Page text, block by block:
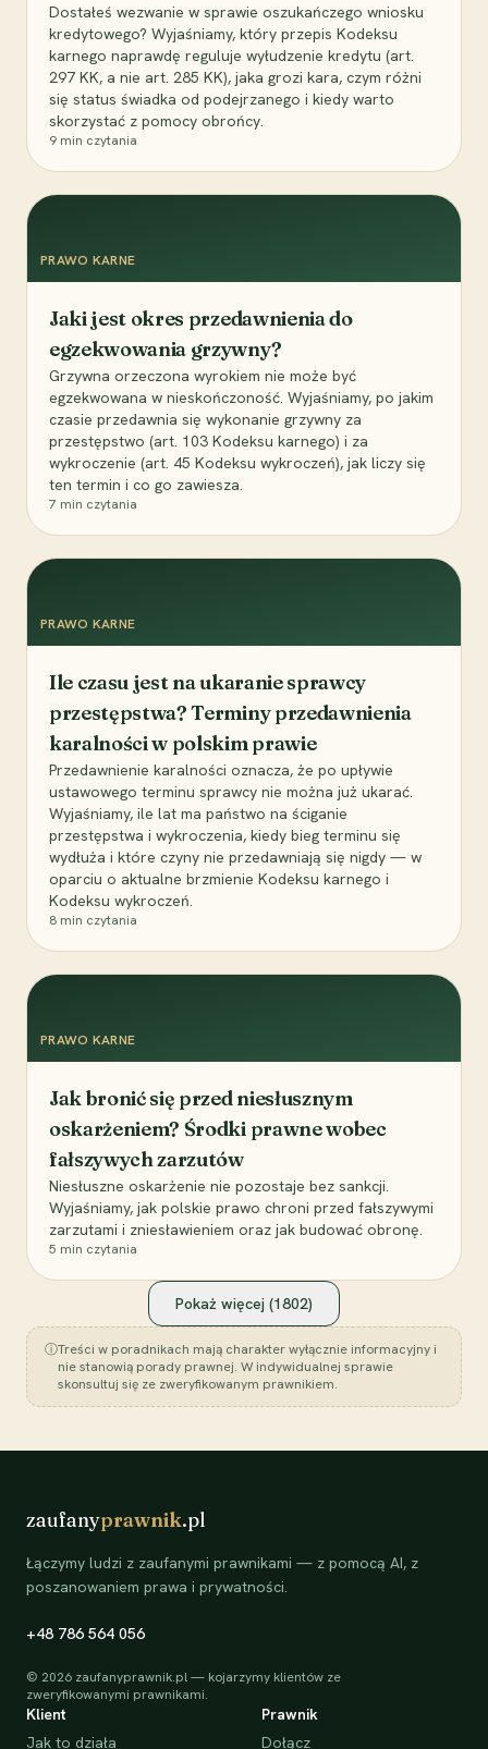
Dostałeś wezwanie w sprawie oszukańczego wniosku
kredytowego? Wyjaśniamy, który przepis Kodeksu
karnego naprawdę reguluje wyłudzenie kredytu (art.
297 KK, a nie art. 285 KK), jaka grozi kara, czym różni
się status świadka od podejrzanego i kiedy warto
skorzystać z pomocy obrońcy.
9 min czytania
PRAWO KARNE
Jaki jest okres przedawnienia do
egzekwowania grzywny?
Grzywna orzeczona wyrokiem nie może być
egzekwowana w nieskończoność. Wyjaśniamy, po jakim
czasie przedawnia się wykonanie grzywny za
przestępstwo (art. 103 Kodeksu karnego) i za
wykroczenie (art. 45 Kodeksu wykroczeń), jak liczy się
ten termin i co go zawiesza.
7 min czytania
PRAWO KARNE
Ile czasu jest na ukaranie sprawcy
przestępstwa? Terminy przedawnienia
karalności w polskim prawie
Przedawnienie karalności oznacza, że po upływie
ustawowego terminu sprawcy nie można już ukarać.
Wyjaśniamy, ile lat ma państwo na ściganie
przestępstwa i wykroczenia, kiedy bieg terminu się
wydłuża i które czyny nie przedawniają się nigdy — w
oparciu o aktualne brzmienie Kodeksu karnego i
Kodeksu wykroczeń.
8 min czytania
PRAWO KARNE
Jak bronić się przed niesłusznym
oskarżeniem? Środki prawne wobec
fałszywych zarzutów
Niesłuszne oskarżenie nie pozostaje bez sankcji.
Wyjaśniamy, jak polskie prawo chroni przed fałszywymi
zarzutami i zniesławieniem oraz jak budować obronę.
5 min czytania
Pokaż więcej (1802)
ⓘTreści w poradnikach mają charakter wyłącznie informacyjny i
nie stanowią porady prawnej. W indywidualnej sprawie
skonsultuj się ze zweryfikowanym prawnikiem.
zaufanyprawnik.pl
Łączymy ludzi z zaufanymi prawnikami — z pomocą AI, z
poszanowaniem prawa i prywatności.
+48 786 564 056
© 2026 zaufanyprawnik.pl — kojarzymy klientów ze
zweryfikowanymi prawnikami.
Klient
Jak to działa
Prawnik
Dołącz